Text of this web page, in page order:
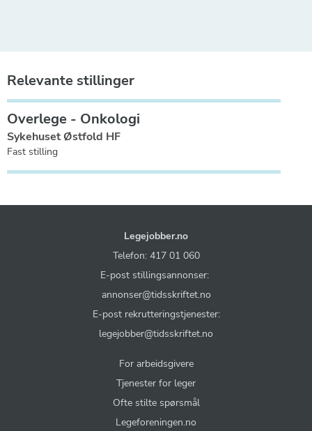
Relevante stillinger
Overlege - Onkologi
Sykehuset Østfold HF
Fast stilling
Legejobber.no
Telefon: 417 01 060
E-post stillingsannonser:
annonser@tidsskriftet.no
E-post rekrutteringstjenester:
legejobber@tidsskriftet.no
For arbeidsgivere
Tjenester for leger
Ofte stilte spørsmål
Legeforeningen.no